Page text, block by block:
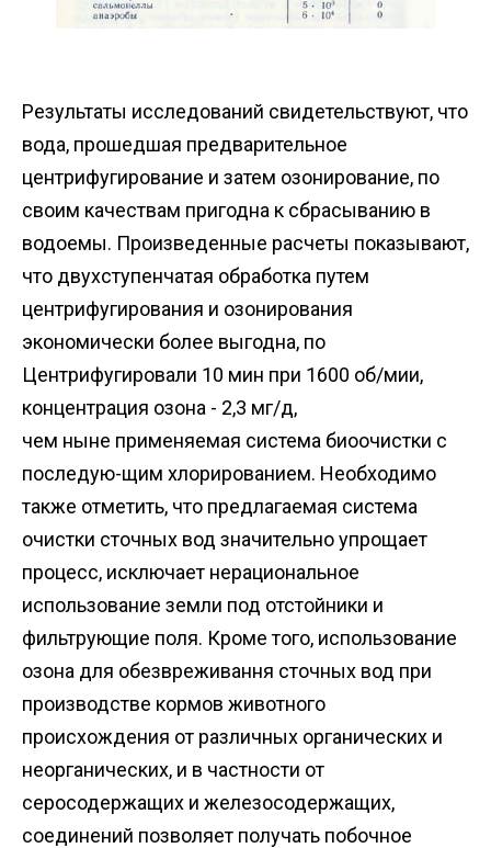
Результаты исследований свидетельствуют, что
вода, прошедшая предварительное
центрифугирование и затем озонирование, по
своим качествам пригодна к сбрасыванию в
водоемы. Произведенные расчеты показывают,
что двухступенчатая обработка путем
центрифугирования и озонирования
экономически более выгодна, по
Центрифугировали 10 мин при 1600 об/мии,
концентрация озона - 2,3 мг/д,
чем ныне применяемая система биоочистки с
последую-щим хлорированием. Необходимо
также отметить, что предлагаемая система
очистки сточных вод значительно упрощает
процесс, исключает нерациональное
использование земли под отстойники и
фильтрующие поля. Кроме того, использование
озона для обезвреживання сточных вод при
производстве кормов животного
происхождения от различных органических и
неорганических, и в частности от
серосодержащих и железосодержащих,
соединений позволяет получать побочное